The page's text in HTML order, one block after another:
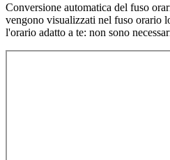
Conversione automatica del fuso
vengono visualizzati nel fuso orario
l'orario adatto a te: non sono